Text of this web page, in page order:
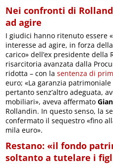
Nei confronti di
ad agire
I giudici hanno ritenuto essere
interesse ad agire, in forza
carico» dell’ex presidente della
risarcitoria avanzata dalla
ridotta – con la sentenza di
euro; «La garanzia
pertanto senz’altro adeguata,
mobiliari», aveva affermato
Rollandin. In questo senso, la
confermato il sequestro «fino
mila euro».
Restano: «il fondo
soltanto a tutelare i